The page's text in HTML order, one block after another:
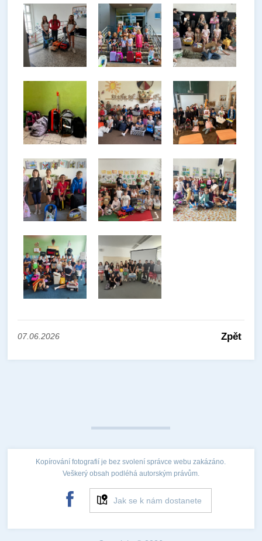
07.06.2026 Zpět
Kopírování fotografií je bez svolení správce webu zakázáno.
Veškerý obsah podléhá autorským právům.
Jak se k nám dostanete